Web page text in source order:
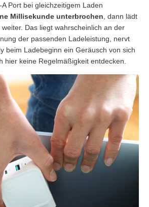
Port bei gleichzeitigem Laden
Millisekunde unterbrochen , dann lädt
Das liegt wahrscheinlich an der
der passenden Ladeleistung, nervt
beim Ladebeginn ein Geräusch von sich
hier keine Regelmäßigkeit entdecken.